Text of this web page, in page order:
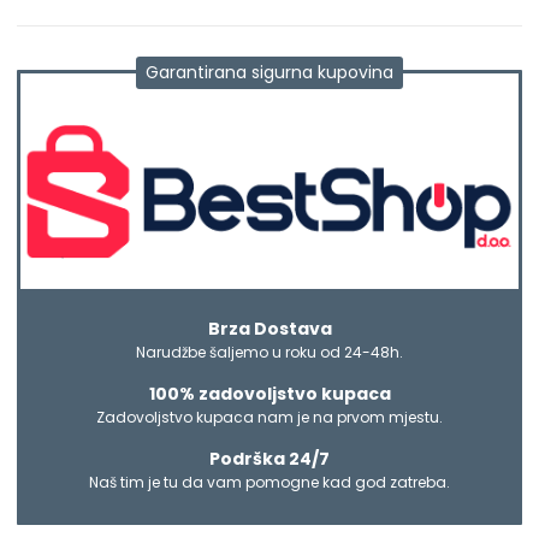
Garantirana sigurna kupovina
Brza Dostava
Narudžbe šaljemo u roku od 24-48h.
100% zadovoljstvo kupaca
Zadovoljstvo kupaca nam je na prvom mjestu.
Podrška 24/7
Naš tim je tu da vam pomogne kad god zatreba.